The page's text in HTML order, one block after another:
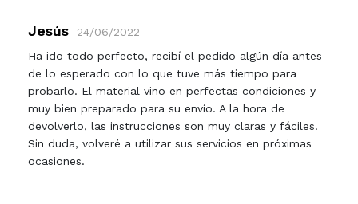
Jesús
24/06/2022
Ha ido todo perfecto, recibí el pedido algún día antes
de lo esperado con lo que tuve más tiempo para
probarlo. El material vino en perfectas condiciones y
muy bien preparado para su envío. A la hora de
devolverlo, las instrucciones son muy claras y fáciles.
Sin duda, volveré a utilizar sus servicios en próximas
ocasiones.